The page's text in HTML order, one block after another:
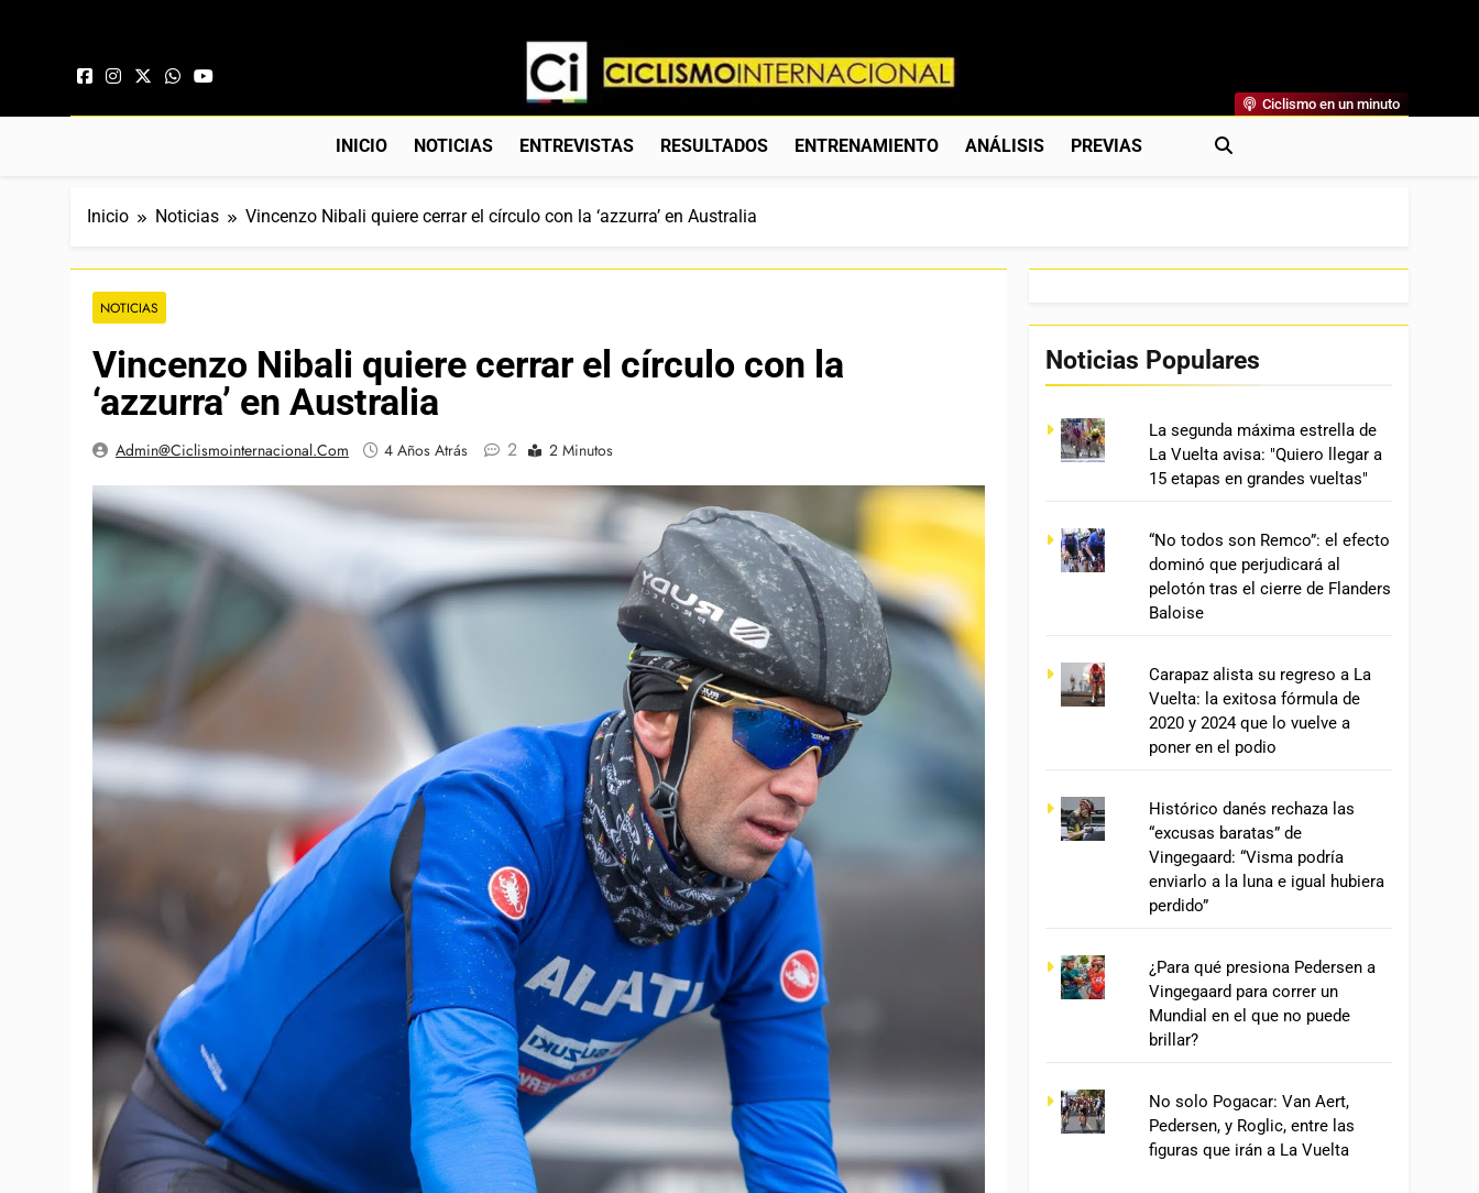
Ciclismo Internacional
Web Dedicada Al Ciclismo Mundial. Entrevistas, Análisis, Crónicas, Previas Y Más. La Web Ciclista De Referencia.
Ciclismo en un minuto
INICIO NOTICIAS ENTREVISTAS RESULTADOS ENTRENAMIENTO ANÁLISIS PREVIAS
Inicio Noticias Vincenzo Nibali quiere cerrar el círculo con la ‘azzurra’ en Australia
NOTICIAS
Vincenzo Nibali quiere cerrar el círculo con la
‘azzurra’ en Australia
Admin@ciclismointernacional.com 4 Años Atrás 2 2 Minutos
Noticias Populares
La segunda máxima estrella de
La Vuelta avisa: "Quiero llegar a
15 etapas en grandes vueltas"
“No todos son Remco”: el efecto
dominó que perjudicará al
pelotón tras el cierre de Flanders
Baloise
Carapaz alista su regreso a La
Vuelta: la exitosa fórmula de
2020 y 2024 que lo vuelve a
poner en el podio
Histórico danés rechaza las
“excusas baratas” de
Vingegaard: “Visma podría
enviarlo a la luna e igual hubiera
perdido”
¿Para qué presiona Pedersen a
Vingegaard para correr un
Mundial en el que no puede
brillar?
No solo Pogacar: Van Aert,
Pedersen, y Roglic, entre las
figuras que irán a La Vuelta